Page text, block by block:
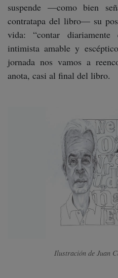
suspende —como bien
contratapa del libro— su
vida: “contar
intimista amable y
jornada nos vamos a
anota, casi al final del libro.
Ilustración de Juan